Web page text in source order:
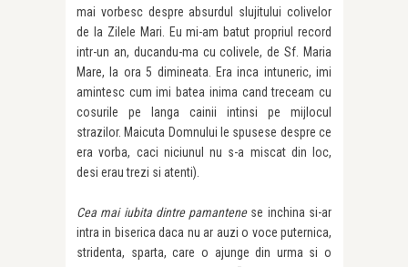
mai vorbesc despre absurdul slujitului colivelor
de la Zilele Mari. Eu mi-am batut propriul record
intr-un an, ducandu-ma cu colivele, de Sf. Maria
Mare, la ora 5 dimineata. Era inca intuneric, imi
amintesc cum imi batea inima cand treceam cu
cosurile pe langa cainii intinsi pe mijlocul
strazilor. Maicuta Domnului le spusese despre ce
era vorba, caci niciunul nu s-a miscat din loc,
desi erau trezi si atenti).
Cea mai iubita dintre pamantenese inchina si-ar
intra in biserica daca nu ar auzi o voce puternica,
stridenta, sparta, care o ajunge din urma si o